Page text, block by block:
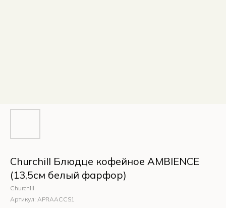
Churchill Блюдце кофейное AMBIENCE
(13,5см белый фарфор)
Churchill
Артикул: APRAACCS1